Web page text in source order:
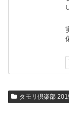
タモリ倶楽部